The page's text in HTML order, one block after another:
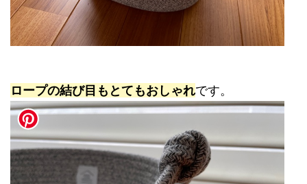
ロープの結び目もとてもおしゃれです。